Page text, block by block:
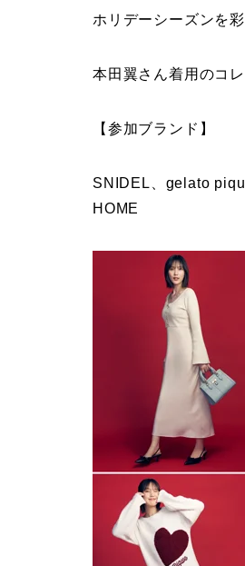
ホリデーシーズンを
本田翼さん着用のコ
【参加ブランド】
SNIDEL、gelato
HOME